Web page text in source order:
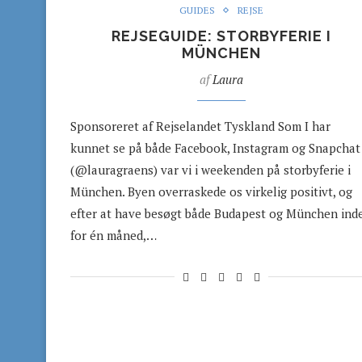
GUIDES REJSE
REJSEGUIDE: STORBYFERIE I
MÜNCHEN
afLaura
Sponsoreret af Rejselandet Tyskland Som I har
kunnet se på både Facebook, Instagram og Snapchat
(@lauragraens) var vi i weekenden på storbyferie i
München. Byen overraskede os virkelig positivt, og
efter at have besøgt både Budapest og München
for én måned,…